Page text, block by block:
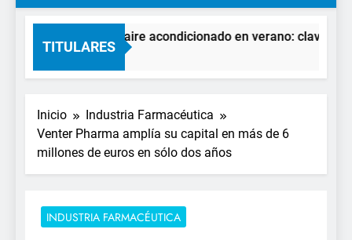
TITULARES
El impacto del aire acondicionado en verano: claves
23 Horas Atrás
Inicio
Industria Farmacéutica
Venter Pharma amplía su capital en más de 6
millones de euros en sólo dos años
INDUSTRIA FARMACÉUTICA